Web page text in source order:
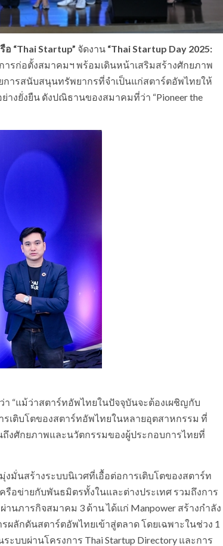
อ “Thai Startup” จัดงาน “Thai Startup Day 2025:
ารก่อตั้งสมาคมฯ พร้อมเดินหน้าเสริมสร้างศักยภาพ
การสนับสนุนทรัพยากรที่จำเป็นแก่สตาร์ตอัพไทยให้
งยั่งยืน ดังปณิธานของสมาคมที่ว่า “Pioneer the
า “แม้ว่าสตาร์ทอัพไทยในปัจจุบันจะต้องเผชิญกับ
รเติบโตของสตาร์ทอัพไทยในหลายอุตสาหกรรม ที่
งศักยภาพและนวัตกรรมของผู้ประกอบการไทยที่
มั่นสร้างระบบนิเวศที่เอื้อต่อการเติบโตของสตาร์ท
อข่ายกับพันธมิตรทั้งในและต่างประเทศ รวมถึงการ
นภารกิจสมาคม 3 ด้าน ได้แก่ Manpower สร้างกำลัง
ลักดันสตาร์ตอัพไทยเข้าสู่ตลาด โดยเฉพาะในช่วง 1
บบผ่านโครงการ Thai Startup Directory และการ